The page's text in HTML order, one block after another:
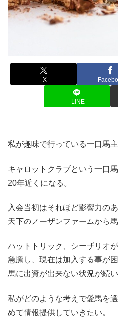
X
LINE
私が趣味で行っている一口馬
キャロットクラブという一口
20年近くになる。
入会当初はそれほど影響力の
天下のノーザンファームから
ハットトリック、シーザリオ
急騰し、現在は加入する事が
馬に出資が出来ない状況が続い
私がどのような考えで愛馬を
めて情報提供していきたい。